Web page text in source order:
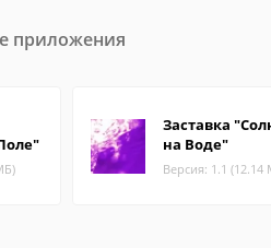
приложения
Заставка
на Воде"
Версия: 1.1 (12.14